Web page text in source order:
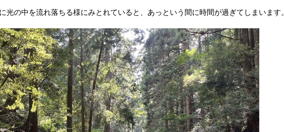
光の中を流れ落ちる様にみとれていると、あっという間に時間が過ぎてしまいます。